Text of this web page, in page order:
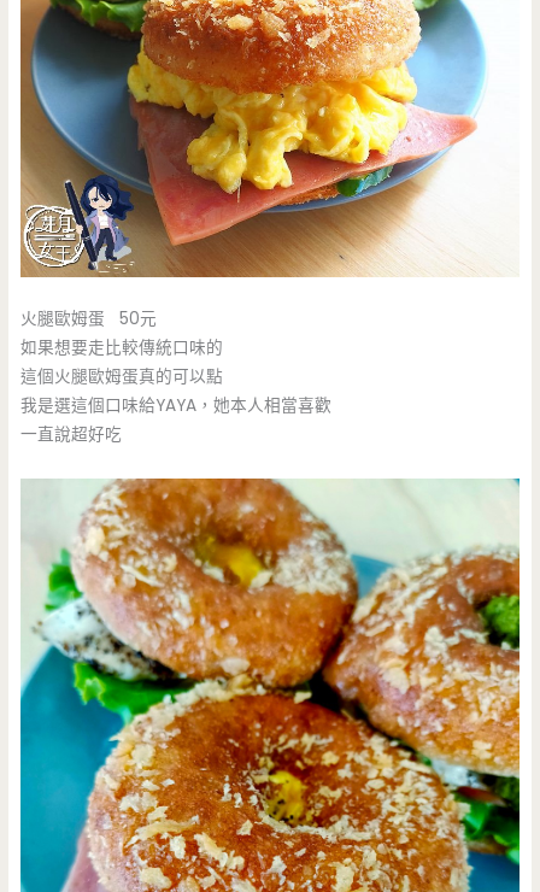
火腿歐姆蛋 50元
如果想要走比較傳統口味的
這個火腿歐姆蛋真的可以點
我是選這個口味給YAYA，她本人相當喜歡
一直說超好吃